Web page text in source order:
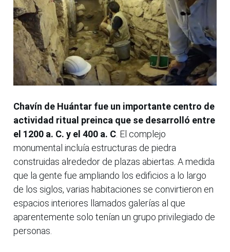
Chavín de Huántar fue un importante centro de
actividad ritual preinca que se desarrolló entre
el 1200 a. C. y el 400 a. C . El complejo
monumental incluía estructuras de piedra
construidas alrededor de plazas abiertas. A medida
que la gente fue ampliando los edificios a lo largo
de los siglos, varias habitaciones se convirtieron en
espacios interiores llamados galerías al que
aparentemente solo tenían un grupo privilegiado de
personas.